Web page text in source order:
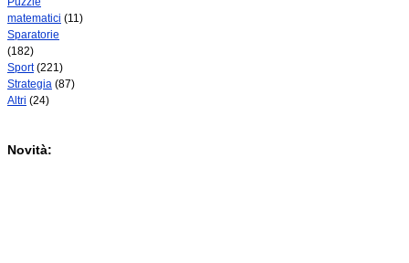
matematici (11)
Sparatorie
(182)
Sport(221)
Strategia (87)
Altri (24)
Novità: